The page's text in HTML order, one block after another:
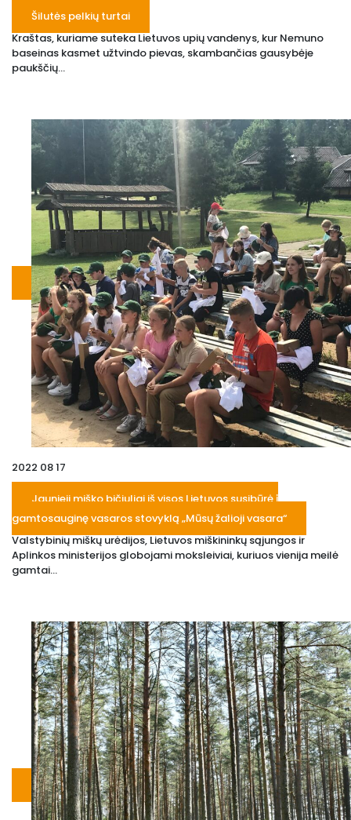
Šilutės pelkių turtai
Kraštas, kuriame suteka Lietuvos upių vandenys, kur Nemuno
baseinas kasmet užtvindo pievas, skambančias gausybėje
paukščių...
2022 08 17
Jaunieji miško bičiuliai iš visos Lietuvos susibūrė į
gamtosauginę vasaros stovyklą „Mūsų žalioji vasara“
Valstybinių miškų urėdijos, Lietuvos miškininkų sąjungos ir
Aplinkos ministerijos globojami moksleiviai, kuriuos vienija meilė
gamtai...